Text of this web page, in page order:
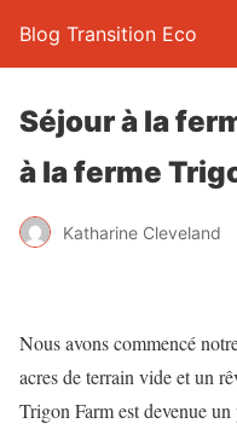
Blog Transition Eco
Séjour à la
à la ferme
Katharine Cleveland
Nous avons commencé
acres de terrain vide et un
Trigon Farm est devenue